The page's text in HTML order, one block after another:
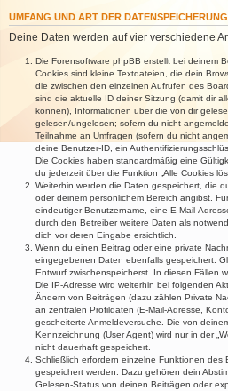
UMFANG UND ART DER DATENSPEICHERUNG
Deine Daten werden auf vier verschiedene
Die Forensoftware phpBB erstellt bei deinem
Cookies sind kleine Textdateien, die dein
die zwischen den einzelnen Aufrufen des
sind die aktuelle ID deiner Sitzung (damit dir
können), Informationen über die von dir
gelesen/ungelesen; sofern du nicht
Teilnahme an Umfragen (sofern du nicht
deine Benutzer-ID, ein
Die Cookies haben standardmäßig eine
du jederzeit über die Funktion „Alle Cookies
Weiterhin werden die Daten gespeichert, die
oder deinem persönlichem Bereich angibst.
eindeutiger Benutzername, eine E-Mail-
durch den Betreiber weitere Daten als
dich vor deren Eingabe ersichtlich.
Wenn du einen Beitrag oder eine private
eingegebenen Daten ebenfalls gespeichert.
Entwurf zwischenspeicherst. In diesen Fällen
Die IP-Adresse wird weiterhin bei folgenden
Ändern von Beiträgen (dazu zählen Private
an zentralen Profildaten (E-Mail-Adresse,
gescheiterte Anmeldeversuche. Die von
Kennzeichnung (User Agent) wird nur in der
nicht dauerhaft gespeichert.
Schließlich erfordern einzelne Funktionen des
gespeichert werden. Dazu gehören dein
Gelesen-Status von deinen Beiträgen oder